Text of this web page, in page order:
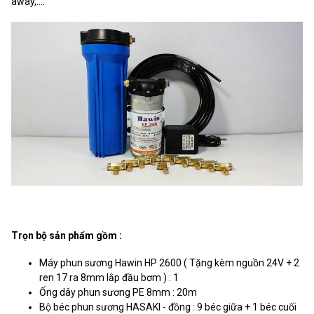
Trọn bộ sản phẩm gồm :
Máy phun sương Hawin HP 2600 ( Tặng kèm nguồn 24V + 2
ren 17 ra 8mm lắp đầu bơm ) : 1
Ống dây phun sương PE 8mm : 20m
Bộ béc phun sương HASAKI - đồng : 9 béc giữa + 1 béc cuối